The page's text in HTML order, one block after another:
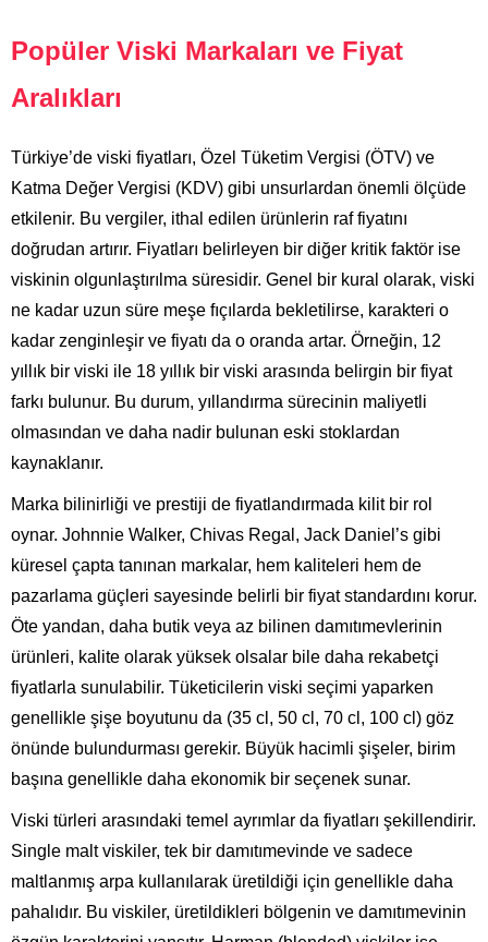
Popüler Viski Markaları ve Fiyat
Aralıkları
Türkiye’de viski fiyatları, Özel Tüketim Vergisi (ÖTV) ve
Katma Değer Vergisi (KDV) gibi unsurlardan önemli ölçüde
etkilenir. Bu vergiler, ithal edilen ürünlerin raf fiyatını
doğrudan artırır. Fiyatları belirleyen bir diğer kritik faktör ise
viskinin olgunlaştırılma süresidir. Genel bir kural olarak, viski
ne kadar uzun süre meşe fıçılarda bekletilirse, karakteri o
kadar zenginleşir ve fiyatı da o oranda artar. Örneğin, 12
yıllık bir viski ile 18 yıllık bir viski arasında belirgin bir fiyat
farkı bulunur. Bu durum, yıllandırma sürecinin maliyetli
olmasından ve daha nadir bulunan eski stoklardan
kaynaklanır.
Marka bilinirliği ve prestiji de fiyatlandırmada kilit bir rol
oynar. Johnnie Walker, Chivas Regal, Jack Daniel’s gibi
küresel çapta tanınan markalar, hem kaliteleri hem de
pazarlama güçleri sayesinde belirli bir fiyat standardını korur.
Öte yandan, daha butik veya az bilinen damıtımevlerinin
ürünleri, kalite olarak yüksek olsalar bile daha rekabetçi
fiyatlarla sunulabilir. Tüketicilerin viski seçimi yaparken
genellikle şişe boyutunu da (35 cl, 50 cl, 70 cl, 100 cl) göz
önünde bulundurması gerekir. Büyük hacimli şişeler, birim
başına genellikle daha ekonomik bir seçenek sunar.
Viski türleri arasındaki temel ayrımlar da fiyatları şekillendirir.
Single malt viskiler, tek bir damıtımevinde ve sadece
maltlanmış arpa kullanılarak üretildiği için genellikle daha
pahalıdır. Bu viskiler, üretildikleri bölgenin ve damıtımevinin